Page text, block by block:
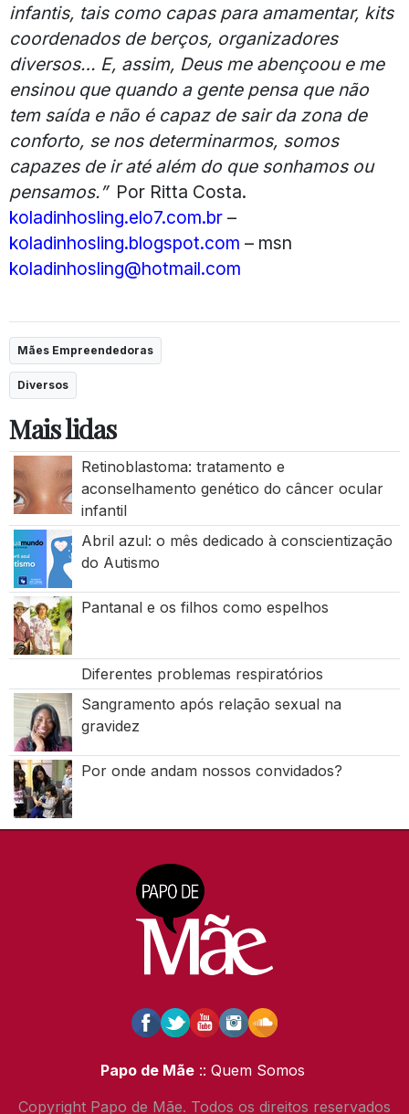
infantis, tais como capas para amamentar, kits
coordenados de berços, organizadores
diversos… E, assim, Deus me abençoou e me
ensinou que quando a gente pensa que não
tem saída e não é capaz de sair da zona de
conforto, se nos determinarmos, somos
capazes de ir até além do que sonhamos ou
pensamos.”Por Ritta Costa.
koladinhosling.elo7.com.br –
koladinhosling.blogspot.com – msn
koladinhosling@hotmail.com
Mães Empreendedoras
Diversos
Mais lidas
Retinoblastoma: tratamento e
aconselhamento genético do câncer ocular
infantil
Abril azul: o mês dedicado à conscientização
do Autismo
Pantanal e os filhos como espelhos
Diferentes problemas respiratórios
Sangramento após relação sexual na
gravidez
Por onde andam nossos convidados?
Papo de Mãe :: Quem Somos
Copyright Papo de Mãe. Todos os direitos reservados